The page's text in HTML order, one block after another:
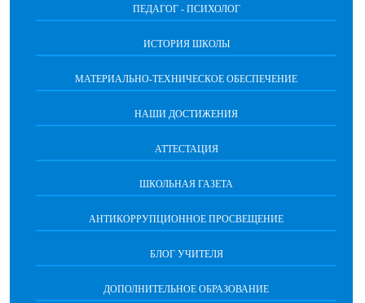
ПЕДАГОГ - ПСИХОЛОГ
ИСТОРИЯ ШКОЛЫ
МАТЕРИАЛЬНО-ТЕХНИЧЕСКОЕ ОБЕСПЕЧЕНИЕ
НАШИ ДОСТИЖЕНИЯ
АТТЕСТАЦИЯ
ШКОЛЬНАЯ ГАЗЕТА
АНТИКОРРУПЦИОННОЕ ПРОСВЕЩЕНИЕ
БЛОГ УЧИТЕЛЯ
ДОПОЛНИТЕЛЬНОЕ ОБРАЗОВАНИЕ